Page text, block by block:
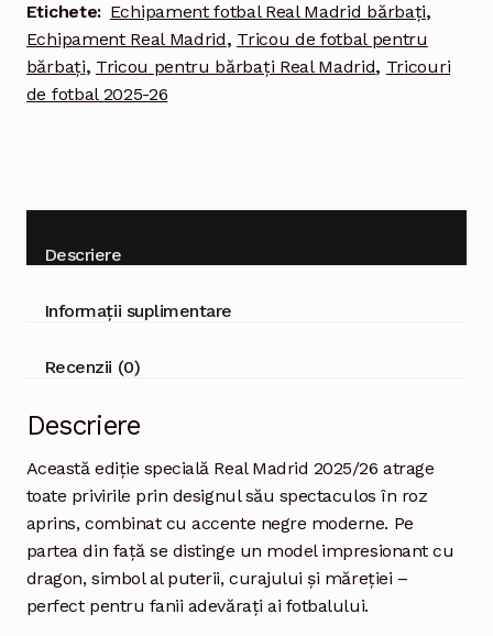
pentru
bărbați
Etichete: Echipament fotbal Real Madrid bărbați,
Echipament Real Madrid, Tricou de fotbal pentru
bărbați, Tricou pentru bărbați Real Madrid, Tricouri
de fotbal 2025-26
Descriere
Informații suplimentare
Recenzii (0)
Descriere
Această ediție specială Real Madrid 2025/26 atrage
toate privirile prin designul său spectaculos în roz
aprins, combinat cu accente negre moderne. Pe
partea din față se distinge un model impresionant cu
dragon, simbol al puterii, curajului și măreției –
perfect pentru fanii adevărați ai fotbalului.